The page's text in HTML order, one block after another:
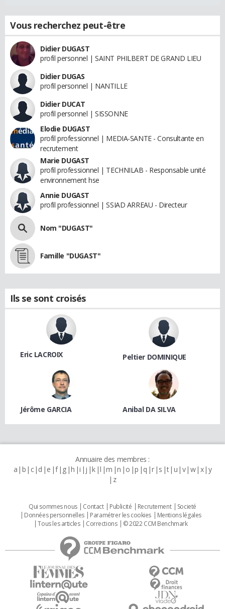
Vous recherchez peut-être
Didier DUGAST
profil personnel | SAINT PHILBERT DE GRAND LIEU
Didier DUGAS
profil personnel | NANTILLE
Didier DUCAT
profil personnel | SISSONNE
Elodie DUGAST
profil professionnel | MEDIA-SANTE - Consultante en
recrutement
Marie DUGAST
profil professionnel | TECHNILAB - Responsable unité
environnement hse
Annie DUGAST
profil professionnel | SSIAD ARREAU - Directeur
Nom "DUGAST"
Famille "DUGAST"
Ils se sont croisés
Eric LACROIX Peltier DOMINIQUE
Jérôme GARCIA Anibal DA SILVA
Annuaire des membres :
a b c d e f g h i j k l m n o p q r s t u v w x y
z
Qui sommes nous Contact Publicité Recrutement
Societé
Données personnelles
Paramétrer les cookies
Mentions légales
Tous les articles
Corrections © 2022 CCM Benchmark